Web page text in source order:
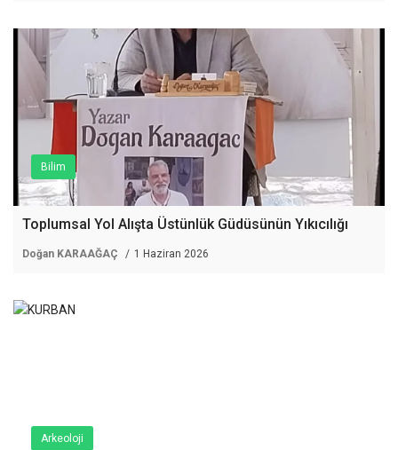
Bilim
Toplumsal Yol Alışta Üstünlük Güdüsünün Yıkıcılığı
Doğan KARAAĞAÇ 1 Haziran 2026
Arkeoloji